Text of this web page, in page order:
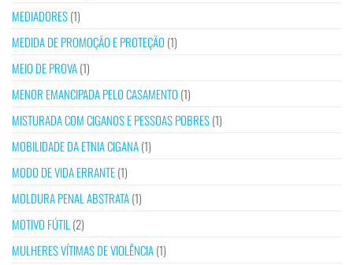
MEDIADORES(1)
MEDIDA DE PROMOÇÃO E PROTEÇÃO (1)
MEIO DE PROVA(1)
MENOR EMANCIPADA PELO CASAMENTO (1)
MISTURADA COM CIGANOS E PESSOAS POBRES(1)
MOBILIDADE DA ETNIA CIGANA(1)
MODO DE VIDA ERRANTE(1)
MOLDURA PENAL ABSTRATA(1)
MOTIVO FÚTIL (2)
MULHERES VÍTIMAS DE VIOLÊNCIA(1)